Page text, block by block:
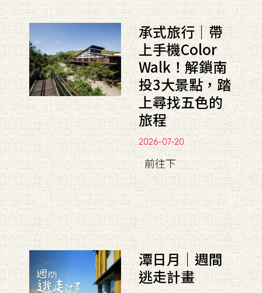
承式旅行｜帶
上手機Color
Walk！解鎖南
投3大景點，踏
上尋找五色的
旅程
2026-07-20
前往下
潭日月｜週間
逃走計畫